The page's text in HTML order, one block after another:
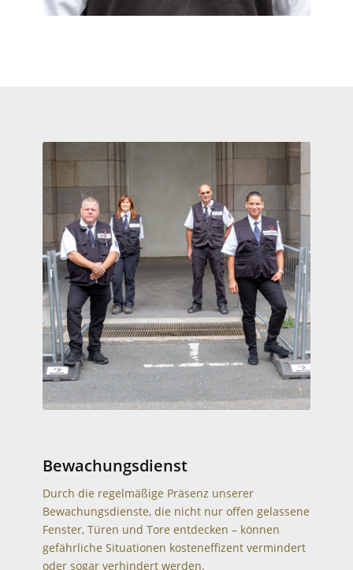
Bewachungsdienst
Durch die regelmäßige Präsenz unserer
Bewachungsdienste, die nicht nur offen gelassene
Fenster, Türen und Tore entdecken – können
gefährliche Situationen kosteneffizent vermindert
oder sogar verhindert werden.